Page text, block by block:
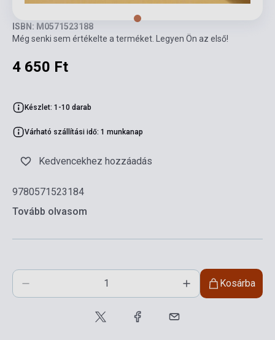
ISBN: M0571523188
Még senki sem értékelte a terméket. Legyen Ön az első!
4 650 Ft
Készlet: 1-10 darab
Várható szállítási idő: 1 munkanap
Kedvencekhez hozzáadás
9780571523184
Tovább olvasom
Kosárba